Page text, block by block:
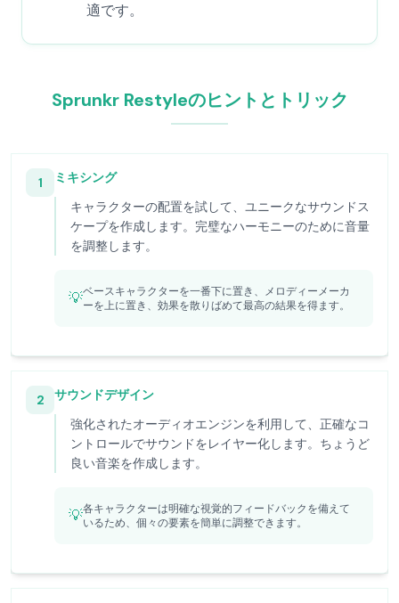
適です。
Sprunkr Restyleのヒントとトリック
1
ミキシング
キャラクターの配置を試して、ユニークなサウンドス
ケープを作成します。完璧なハーモニーのために音量
を調整します。
💡ベースキャラクターを一番下に置き、メロディーメーカ
ーを上に置き、効果を散りばめて最高の結果を得ます。
2
サウンドデザイン
強化されたオーディオエンジンを利用して、正確なコ
ントロールでサウンドをレイヤー化します。ちょうど
良い音楽を作成します。
💡各キャラクターは明確な視覚的フィードバックを備えて
いるため、個々の要素を簡単に調整できます。